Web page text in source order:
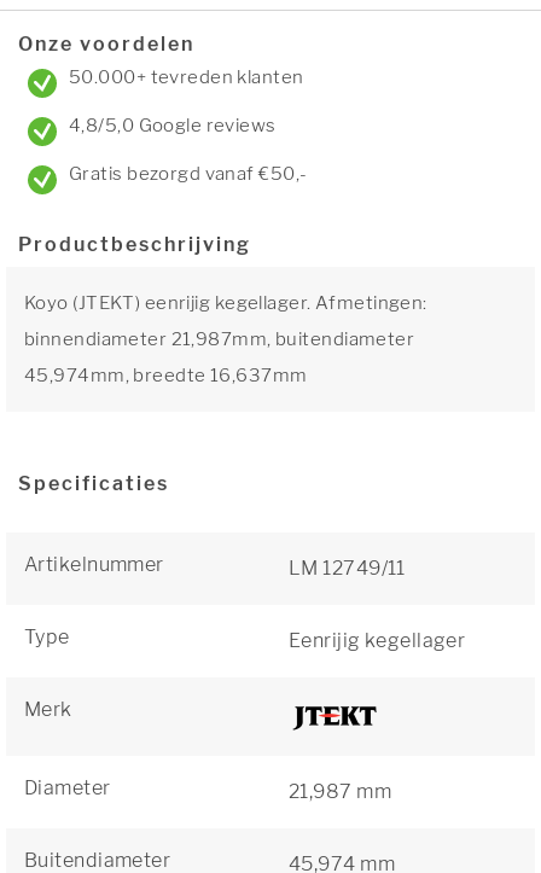
Onze voordelen
50.000+ tevreden klanten
4,8/5,0 Google reviews
Gratis bezorgd vanaf €50,-
Productbeschrijving
Koyo (JTEKT) eenrijig kegellager. Afmetingen:
binnendiameter 21,987mm, buitendiameter
45,974mm, breedte 16,637mm
Specificaties
Artikelnummer LM 12749/11
Type Eenrijig kegellager
Merk
Diameter 21,987 mm
Buitendiameter 45,974 mm